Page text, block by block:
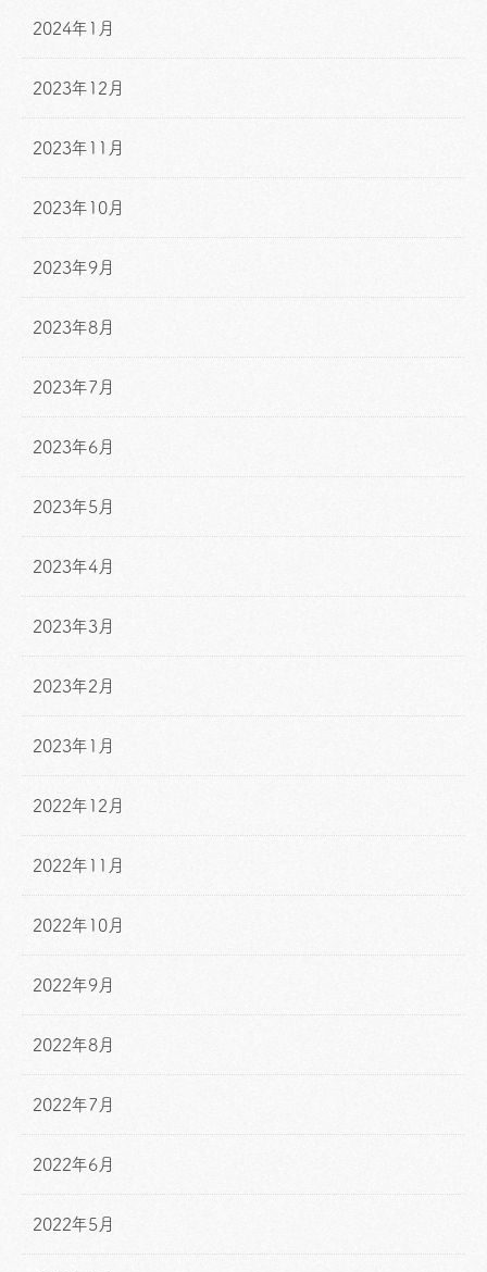
2024年1月
2023年12月
2023年11月
2023年10月
2023年9月
2023年8月
2023年7月
2023年6月
2023年5月
2023年4月
2023年3月
2023年2月
2023年1月
2022年12月
2022年11月
2022年10月
2022年9月
2022年8月
2022年7月
2022年6月
2022年5月